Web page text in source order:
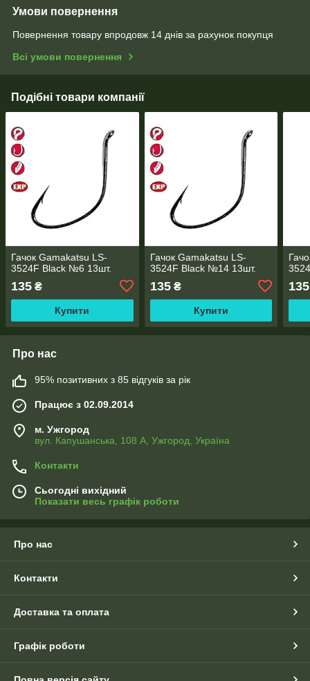
Умови повернення
Повернення товару впродовж 14 днів за рахунок покупця
Всі умови повернення
Подібні товари компанії
Гачок Gamakatsu LS-
3524F Black №6 13шт.
135 ₴
Купити
Гачок Gamakatsu LS-
3524F Black №14 13шт.
135₴
Купити
135
Про нас
95% позитивних з 85 відгуків за рік
Працює з 02.09.2014
м. Ужгород
вул. Капушанська, 108 А, Ужгород, Україна
Контакти
Сьогодні вихідний
Показати весь графік роботи
Про нас
Контакти
Доставка та оплата
Графік роботи